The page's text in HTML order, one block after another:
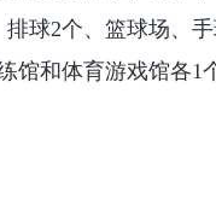
球2个、篮球场、
馆和体育游戏馆各1